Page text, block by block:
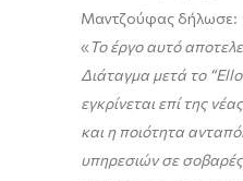
Μαντζούφας δήλωσε:
«Το έργο αυτό
Διάταγμα μετά το “
εγκρίνεται επί της
και η ποιότητα
υπηρεσιών σε